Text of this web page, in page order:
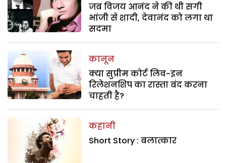
जब विजय आनंद ने की थी सगी
भांजी से शादी, देवानंद को लगा था
सदमा
कानून
क्या सुप्रीम कोर्ट लिव-इन
रिलेशनशिप का रास्ता बंद करना
चाहती है?
कहानी
Short Story : बलात्कार